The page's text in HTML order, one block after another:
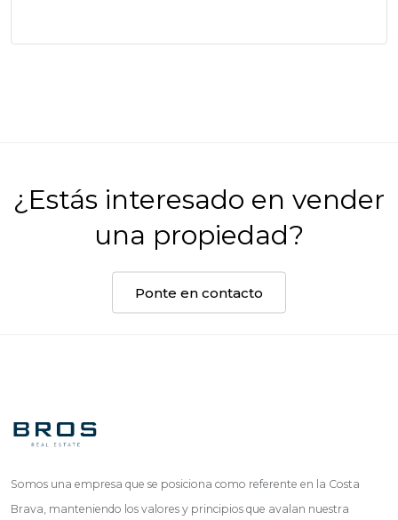
¿Estás interesado en vender
una propiedad?
Ponte en contacto
Somos una empresa que se posiciona como referente en la Costa
Brava, manteniendo los valores y principios que avalan nuestra